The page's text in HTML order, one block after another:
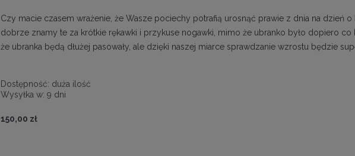
Czy macie czasem wrażenie, że Wasze pociechy potrafią urosnąć prawie z dnia na dzień
dobrze znamy te za krótkie rękawki i przykuse nogawki, mimo że ubranko było dopiero co
że ubranka będą dłużej pasowały, ale dzięki naszej miarce sprawdzanie wzrostu będzie
Dostępność: duża ilość
Wysyłka w: 9 dni
150,00 zł